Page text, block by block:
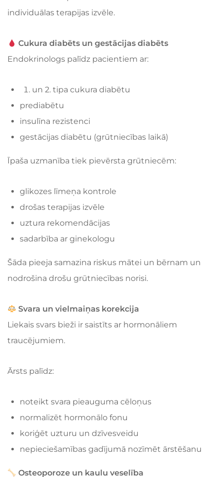
individuālas terapijas izvēle.
Cukura diabēts un gestācijas diabēts
Endokrinologs palīdz pacientiem ar:
un 2. tipa cukura diabētu
prediabētu
insulīna rezistenci
gestācijas diabētu (grūtniecības laikā)
Īpaša uzmanība tiek pievērsta grūtniecēm:
glikozes līmeņa kontrole
drošas terapijas izvēle
uztura rekomendācijas
sadarbība ar ginekologu
Šāda pieeja samazina riskus mātei un bērnam un
nodrošina drošu grūtniecības norisi.
Svara un vielmaiņas korekcija
Liekais svars bieži ir saistīts ar hormonāliem
traucējumiem.
Ārsts palīdz:
noteikt svara pieauguma cēloņus
normalizēt hormonālo fonu
koriģēt uzturu un dzīvesveidu
nepieciešamības gadījumā nozīmēt ārstēšanu
Osteoporoze un kaulu veselība